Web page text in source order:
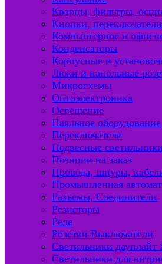
Кварцы, фильтры,
Кнопки,
Компьютерное и
Конденсаторы
Корпусные и
Люки и напольные
Микросхемы
Оптоэлектроника
Освещение
Паяльное оборудование
Переключатели
Подвесные
Позиции на заказ
Провода, шнуры,
Промышленная
Разъемы, Соединители
Резисторы
Реле
Розетки Выключатели
Светильники даунлайт
Светильники для